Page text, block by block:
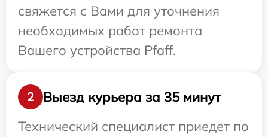
свяжется с Вами для уточнения
необходимых работ ремонта
Вашего устройства Pfaff.
2
Выезд курьера за 35 минут
Технический специалист приедет по